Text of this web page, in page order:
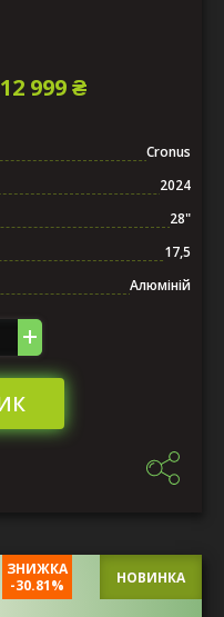
12 999 ₴
Cronus
2024
28"
17,5
Алюміній
ЗНИЖКА
-30.81%
НОВИНКА